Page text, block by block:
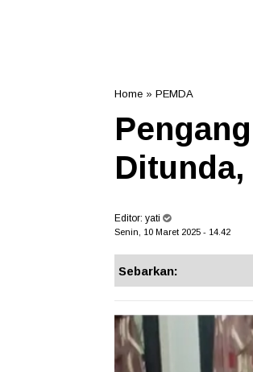
Home » PEMDA
Editor: yati
Senin, 10 Maret 2025 - 14.42
Sebarkan: